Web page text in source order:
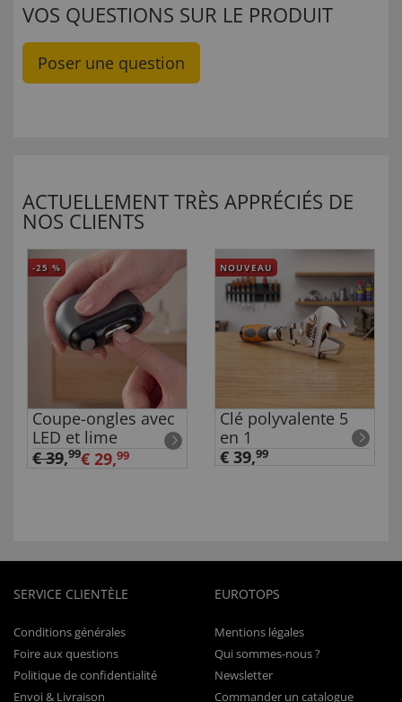
VOS QUESTIONS SUR LE PRODUIT
Poser une question
ACTUELLEMENT TRÈS APPRÉCIÉS DE
NOS CLIENTS
-25 %
Coupe-ongles avec
LED et lime
€ 39,99€ 29,99
NOUVEAU
Clé polyvalente 5
en 1
€ 39,99
SERVICE CLIENTÈLE
Conditions générales
Foire aux questions
Politique de confidentialité
Envoi & Livraison
EUROTOPS
Mentions légales
Qui sommes-nous ?
Newsletter
Commander un catalogue